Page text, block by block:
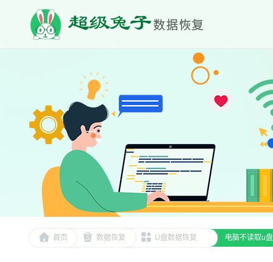
首页 数据恢复 U盘数据恢复 电脑不读取u